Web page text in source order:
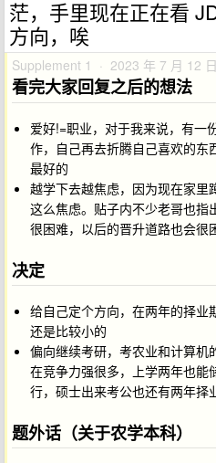
茫，手里现在正在看
方向，唉
Supplement 1 · 2023 年 7 月 12 日
看完大家回复之后的想法
爱好!=职业，对于我来说，有一
作，自己再去折腾自己喜欢的东
最好的
越学下去越焦虑，因为现在家里
这么焦虑。贴子内不少老哥也指
很困难，以后的晋升道路也会很
决定
给自己定个方向，在两年的择业
还是比较小的
偏向继续考研，考农业和计算机
在竞争力强很多，上学两年也能
行，硕士出来考公也还有两年择
题外话（关于农学本科）